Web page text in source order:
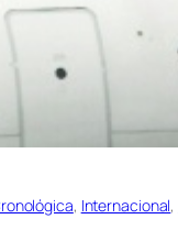
, Internacional,